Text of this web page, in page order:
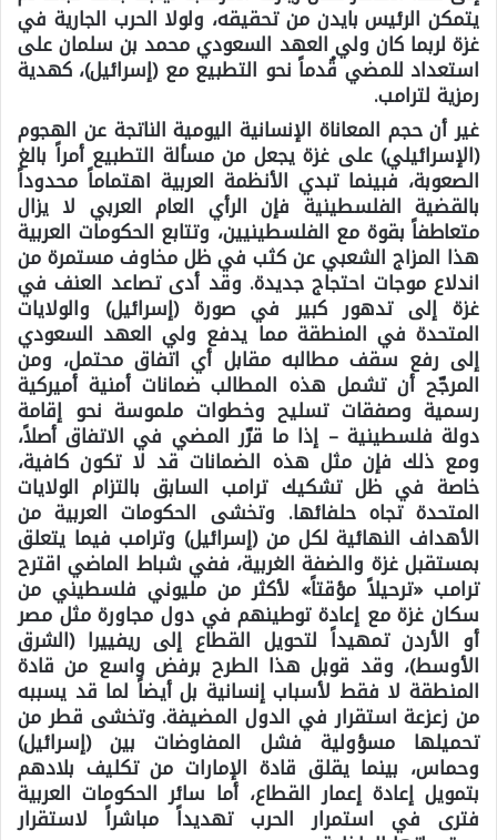
يتمكن الرئيس بايدن من تحقيقه، ولولا الحرب الجارية في
غزة لربما كان ولي العهد السعودي محمد بن سلمان على
استعداد للمضي قُدماً نحو التطبيع مع (إسرائيل)، كهدية
رمزية لترامب.
غير أن حجم المعاناة الإنسانية اليومية الناتجة عن الهجوم
(الإسرائيلي) على غزة يجعل من مسألة التطبيع أمراً بالغ
الصعوبة، فبينما تبدي الأنظمة العربية اهتماماً محدوداً
بالقضية الفلسطينية فإن الرأي العام العربي لا يزال
متعاطفاً بقوة مع الفلسطينيين، وتتابع الحكومات العربية
هذا المزاج الشعبي عن كثب في ظل مخاوف مستمرة من
اندلاع موجات احتجاج جديدة. وقد أدى تصاعد العنف في
غزة إلى تدهور كبير في صورة (إسرائيل) والولايات
المتحدة في المنطقة مما يدفع ولي العهد السعودي
إلى رفع سقف مطالبه مقابل أي اتفاق محتمل، ومن
المرجّح أن تشمل هذه المطالب ضمانات أمنية أميركية
رسمية وصفقات تسليح وخطوات ملموسة نحو إقامة
دولة فلسطينية – إذا ما قرّر المضي في الاتفاق أصلاً،
ومع ذلك فإن مثل هذه الضمانات قد لا تكون كافية،
خاصة في ظل تشكيك ترامب السابق بالتزام الولايات
المتحدة تجاه حلفائها. وتخشى الحكومات العربية من
الأهداف النهائية لكل من (إسرائيل) وترامب فيما يتعلق
بمستقبل غزة والضفة الغربية، ففي شباط الماضي اقترح
ترامب «ترحيلاً مؤقتاً» لأكثر من مليوني فلسطيني من
سكان غزة مع إعادة توطينهم في دول مجاورة مثل مصر
أو الأردن تمهيداً لتحويل القطاع إلى ريفييرا (الشرق
الأوسط)، وقد قوبل هذا الطرح برفض واسع من قادة
المنطقة لا فقط لأسباب إنسانية بل أيضاً لما قد يسببه
من زعزعة استقرار في الدول المضيفة. وتخشى قطر من
تحميلها مسؤولية فشل المفاوضات بين (إسرائيل)
وحماس، بينما يقلق قادة الإمارات من تكليف بلادهم
بتمويل إعادة إعمار القطاع، أما سائر الحكومات العربية
فترى في استمرار الحرب تهديداً مباشراً لاستقرار